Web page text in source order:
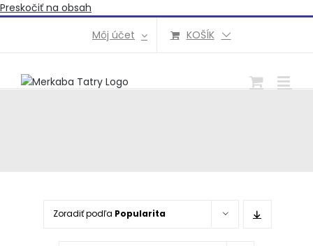
Preskočiť na obsah
Môj účet
KOŠÍK
Zoradiť podľa Popularita